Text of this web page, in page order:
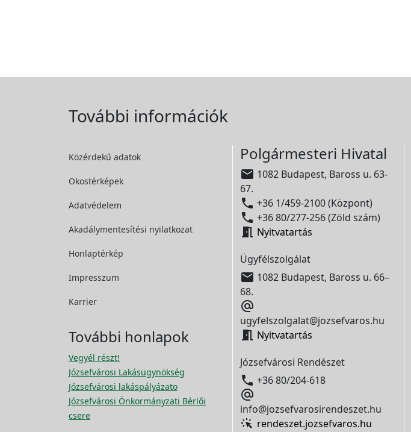
További információk
Közérdekű adatok
Okostérképek
Adatvédelem
Akadálymentesítési nyilatkozat
Honlaptérkép
Impresszum
Karrier
További honlapok
Vegyél részt!
Józsefvárosi Lakásügynökség
Józsefvárosi lakáspályázato
Józsefvárosi Önkormányzati Bérlői
csere
Polgármesteri Hivatal
 1082 Budapest, Baross u. 63-
67.
 +36 1/459-2100 (Központ)
 +36 80/277-256 (Zöld szám)
 Nyitvatartás
Ügyfélszolgálat
 1082 Budapest, Baross u. 66–
68.

ugyfelszolgalat@jozsefvaros.hu
 Nyitvatartás
Józsefvárosi Rendészet
 +36 80/204-618

info@jozsefvarosirendeszet.hu
rendeszet.jozsefvaros.hu